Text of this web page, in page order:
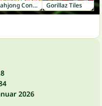
Mahjong Connect Gorillaz Tiles
2026